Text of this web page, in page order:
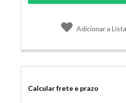
Adicionar a
Calcular frete e prazo